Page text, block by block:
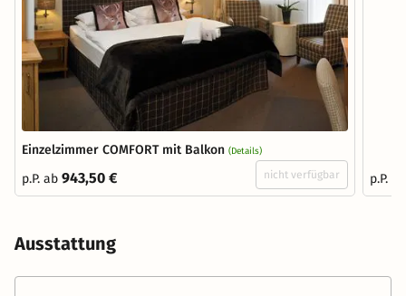
Einzelzimmer COMFORT mit Balkon (Details)
p.P. ab 943,50 € nicht verfügbar p.P.
Ausstattung